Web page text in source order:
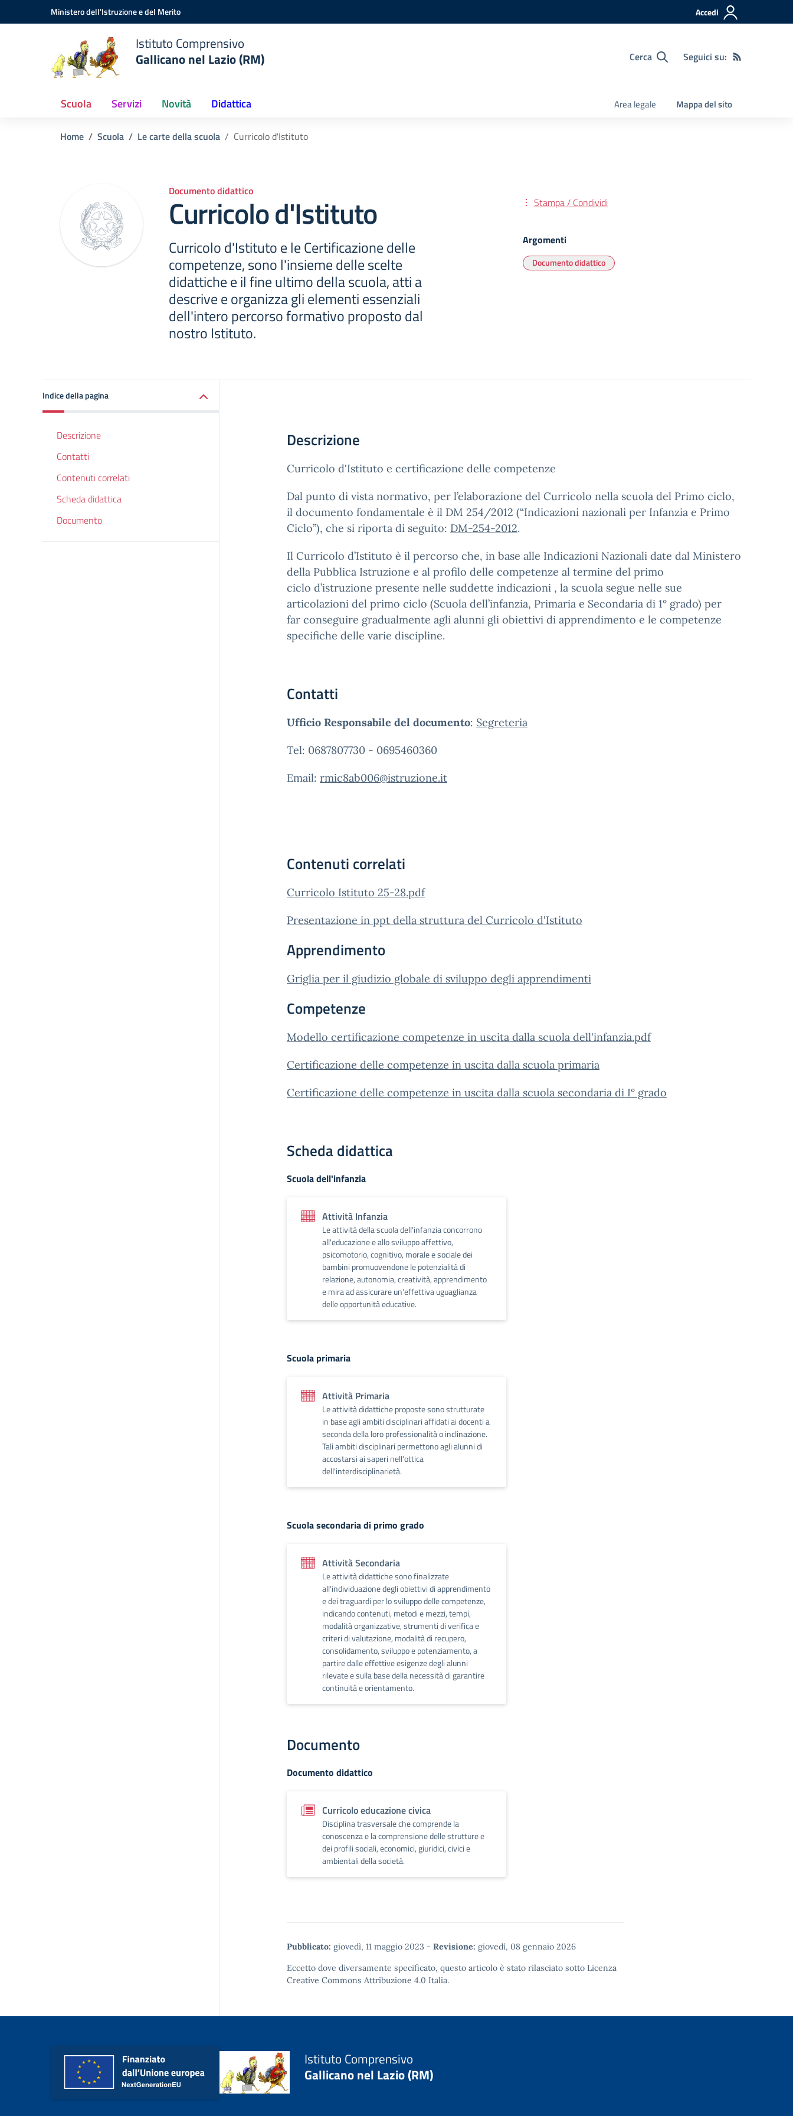
Vai ai contenuti
Vai al menu di navigazioneMinistero dell'Istruzione e del Merito Accedi
Istituto Comprensivo
Gallicano nel Lazio (RM)
Cerca Seguici su:
Scuola Servizi Novità Didattica Area legale Mappa del sito
Home Scuola Le carte della scuola Curricolo d'Istituto
Documento didattico
Curricolo d'Istituto
Curricolo d'Istituto e le Certificazione delle
competenze, sono l'insieme delle scelte
didattiche e il fine ultimo della scuola, atti a
descrive e organizza gli elementi essenziali
dell'intero percorso formativo proposto dal
nostro Istituto.
Stampa / Condividi
Argomenti
Documento didattico
Indice della pagina
Descrizione
Contatti
Contenuti correlati
Scheda didattica
Documento
Descrizione
Curricolo d'Istituto e certificazione delle competenze
Dal punto di vista normativo, per l’elaborazione del Curricolo nella scuola del Primo ciclo,
il documento fondamentale è il DM 254/2012 (“Indicazioni nazionali per Infanzia e Primo
Ciclo”), che si riporta di seguito: DM-254-2012.
Il Curricolo d’Istituto è il percorso che, in base alle Indicazioni Nazionali date dal Ministero
della Pubblica Istruzione e al profilo delle competenze al termine del primo
ciclo d’istruzione presente nelle suddette indicazioni , la scuola segue nelle sue
articolazioni del primo ciclo (Scuola dell’infanzia, Primaria e Secondaria di 1° grado) per
far conseguire gradualmente agli alunni gli obiettivi di apprendimento e le competenze
specifiche delle varie discipline.
Contatti
Ufficio Responsabile del documento: Segreteria
Tel: 0687807730 - 0695460360
Email: rmic8ab006@istruzione.it
Contenuti correlati
Curricolo Istituto 25-28.pdf
Presentazione in ppt della struttura del Curricolo d'Istituto
Apprendimento
Griglia per il giudizio globale di sviluppo degli apprendimenti
Competenze
Modello certificazione competenze in uscita dalla scuola dell'infanzia.pdf
Certificazione delle competenze in uscita dalla scuola primaria
Certificazione delle competenze in uscita dalla scuola secondaria di I° grado
Scheda didattica
Scuola dell'infanzia
Attività Infanzia
Le attività della scuola dell'infanzia concorrono
all'educazione e allo sviluppo affettivo,
psicomotorio, cognitivo, morale e sociale dei
bambini promuovendone le potenzialità di
relazione, autonomia, creatività, apprendimento
e mira ad assicurare un'effettiva uguaglianza
delle opportunità educative.
Scuola primaria
Attività Primaria
Le attività didattiche proposte sono strutturate
in base agli ambiti disciplinari affidati ai docenti a
seconda della loro professionalità o inclinazione.
Tali ambiti disciplinari permettono agli alunni di
accostarsi ai saperi nell'ottica
dell'interdisciplinarietà.
Scuola secondaria di primo grado
Attività Secondaria
Le attività didattiche sono finalizzate
all'individuazione degli obiettivi di apprendimento
e dei traguardi per lo sviluppo delle competenze,
indicando contenuti, metodi e mezzi, tempi,
modalità organizzative, strumenti di verifica e
criteri di valutazione, modalità di recupero,
consolidamento, sviluppo e potenziamento, a
partire dalle effettive esigenze degli alunni
rilevate e sulla base della necessità di garantire
continuità e orientamento.
Documento
Documento didattico
Curricolo educazione civica
Disciplina trasversale che comprende la
conoscenza e la comprensione delle strutture e
dei profili sociali, economici, giuridici, civici e
ambientali della società.
Pubblicato: giovedì, 11 maggio 2023 - Revisione: giovedì, 08 gennaio 2026
Eccetto dove diversamente specificato, questo articolo è stato rilasciato sotto Licenza
Creative Commons Attribuzione 4.0 Italia.
Istituto Comprensivo
Gallicano nel Lazio (RM)